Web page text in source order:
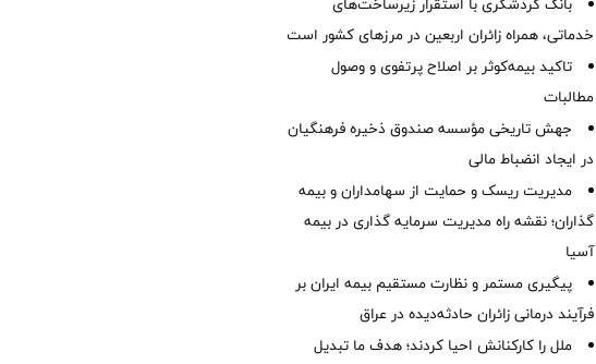
خدماتی، همراه زائران اربعین در مرزهای کشور است
تاکید بیمه‌کوثر بر اصلاح پرتفوی و وصول
مطالبات ‌
جهش تاریخی مؤسسه صندوق ذخیره فرهنگیان
در ایجاد انضباط مالی
مدیریت ریسک و حمایت از سهامداران و بیمه
گذاران؛ نقشه راه مدیریت سرمایه گذاری در بیمه
آسیا
پیگیری مستمر و نظارت مستقیم بیمه ایران بر
فرآیند درمانی زائران حادثه‌دیده در عراق
ملل را کارکنانش احیا کردند؛ هدف ما تبدیل